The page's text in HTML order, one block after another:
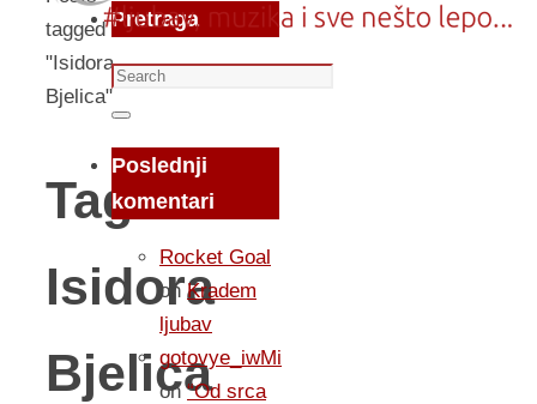
tagged
"Isidora
Bjelica"
Tag:
Isidora
Bjelica
Pretraga
Search
for:
Search
Poslednji
komentari
Rocket Goal
onKradem
ljubav
gotovye_iwMi
on“Od srca